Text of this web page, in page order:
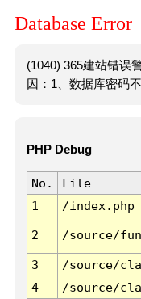
Database Error
(1040) 365建站错误
因：1、数据库密码
PHP Debug
No. File
1
/index.php
2 /source/
3 /source/
4
/source/